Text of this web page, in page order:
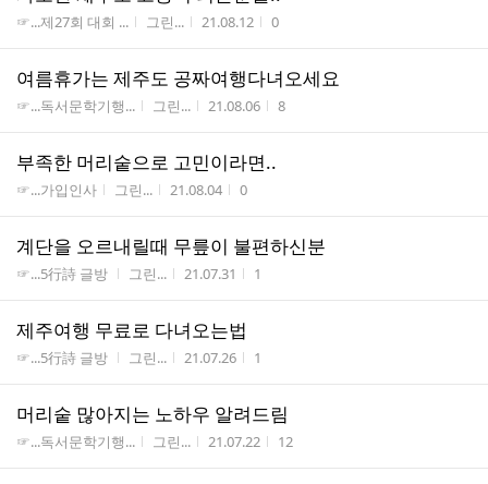
게시판명
☞...제27회 대회 ... 작성자
그린... 작성시간
21.08.12 조회수
0
여름휴가는 제주도 공짜여행다녀오세요
게시판명
☞...독서문학기행... 작성자
그린... 작성시간
21.08.06 조회수
8
부족한 머리숱으로 고민이라면..
게시판명
☞...가입인사 작성자
그린... 작성시간
21.08.04 조회수
0
계단을 오르내릴때 무릎이 불편하신분
게시판명
☞...5行詩 글방 작성자
그린... 작성시간
21.07.31 조회수
1
제주여행 무료로 다녀오는법
게시판명
☞...5行詩 글방 작성자
그린... 작성시간
21.07.26 조회수
1
머리숱 많아지는 노하우 알려드림
게시판명
☞...독서문학기행... 작성자
그린... 작성시간
21.07.22 조회수
12